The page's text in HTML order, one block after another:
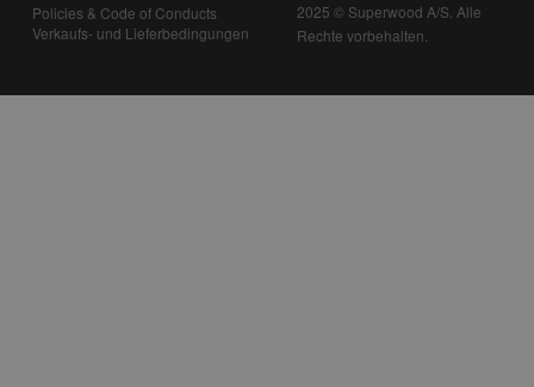
Policies & Code of Conducts
Verkaufs- und Lieferbedingungen
2025 © Superwood A/S. Alle
Rechte vorbehalten.